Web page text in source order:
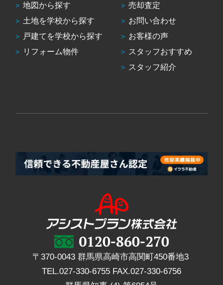
地図から探す
土地を学校から探す
戸建てを学校から探す
リフォーム物件
売却査定
お問い合わせ
お客様の声
スタッフおすすめ
スタッフ紹介
〒370-0043 群馬県高崎市高関町450番地3
TEL.027-330-6755 FAX.027-330-6756